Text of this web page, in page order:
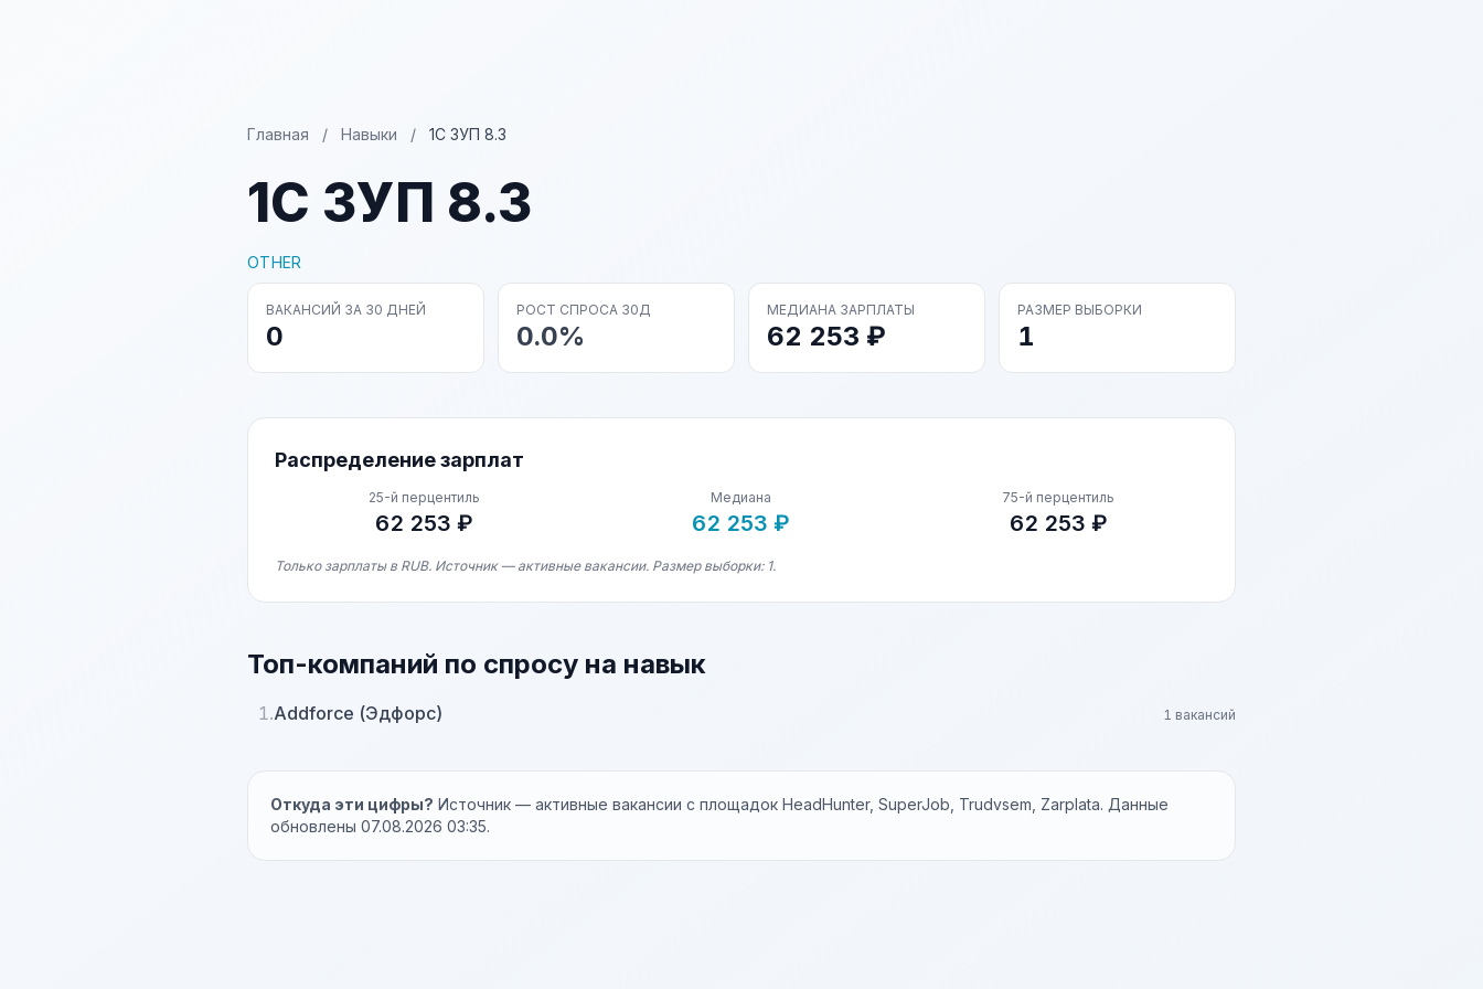
Главная / Навыки / 1С ЗУП 8.3
1С ЗУП 8.3
OTHER
ВАКАНСИЙ ЗА 30 ДНЕЙ
0
РОСТ СПРОСА 30Д
0.0%
МЕДИАНА ЗАРПЛАТЫ
62 253 ₽
РАЗМЕР ВЫБОРКИ
1
Распределение зарплат
25-й перцентиль
62 253 ₽
Медиана
62 253 ₽
75-й перцентиль
62 253 ₽
Только зарплаты в RUB. Источник — активные вакансии. Размер выборки: 1.
Топ-компаний по спросу на навык
1.Addforce (Эдфорс) 1 вакансий
Откуда эти цифры? Источник — активные вакансии с площадок HeadHunter, SuperJob, Trudvsem, Zarplata. Данные
обновлены 07.08.2026 03:35.